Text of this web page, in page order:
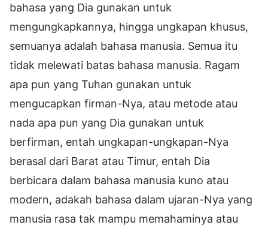
bahasa yang Dia gunakan untuk
mengungkapkannya, hingga ungkapan khusus,
semuanya adalah bahasa manusia. Semua itu
tidak melewati batas bahasa manusia. Ragam
apa pun yang Tuhan gunakan untuk
mengucapkan firman-Nya, atau metode atau
nada apa pun yang Dia gunakan untuk
berfirman, entah ungkapan-ungkapan-Nya
berasal dari Barat atau Timur, entah Dia
berbicara dalam bahasa manusia kuno atau
modern, adakah bahasa dalam ujaran-Nya yang
manusia rasa tak mampu memahaminya atau